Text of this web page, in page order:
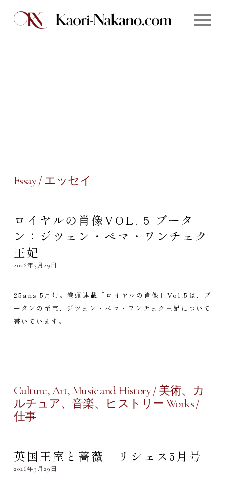
Essay / エッセイ
ロイヤルの肖像VOL. 5 ブータ
ン：ジツェン・ペマ・ワンチェク
王妃
2026年3月29日
25ans 5月号。巻頭連載「ロイヤルの肖像」Vol.5は、ブ
ータンの至宝、ジツェン・ペマ・ワンチェク王妃について
書いています。
Culture, Art, Music and History / 美術、カ
ルチュア、音楽、ヒストリー Works /
仕事
英国王室と薔薇 リシェス5月号
2026年3月29日